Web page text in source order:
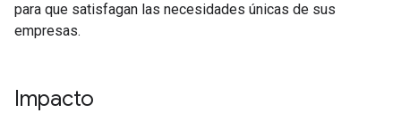
para que satisfagan las necesidades únicas de sus
empresas.
Impacto